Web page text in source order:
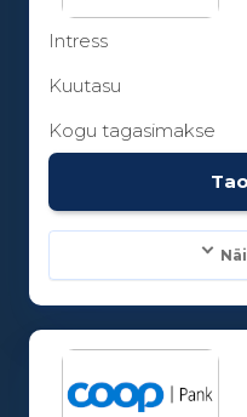
Laenuperiood:
Intress
Kuutasu
Kogu tagasimakse